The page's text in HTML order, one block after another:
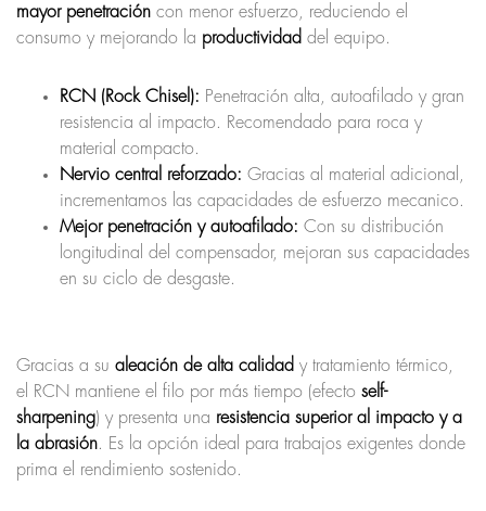
mayor penetración con menor esfuerzo, reduciendo el
consumo y mejorando la productividad del equipo.
RCN (Rock Chisel): Penetración alta, autoafilado y gran
resistencia al impacto. Recomendado para roca y
material compacto.
Nervio central reforzado: Gracias al material adicional,
incrementamos las capacidades de esfuerzo mecanico.
Mejor penetración y autoafilado: Con su distribución
longitudinal del compensador, mejoran sus capacidades
en su ciclo de desgaste.
Gracias a su aleación de alta calidad y tratamiento térmico,
el RCN mantiene el filo por más tiempo (efecto self-
sharpening) y presenta una resistencia superior al impacto y a
la abrasión. Es la opción ideal para trabajos exigentes donde
prima el rendimiento sostenido.